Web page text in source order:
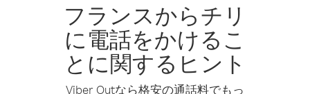
フランスからチリ
に電話をかけるこ
とに関するヒント
Viber Outなら格安の通話料でもっ